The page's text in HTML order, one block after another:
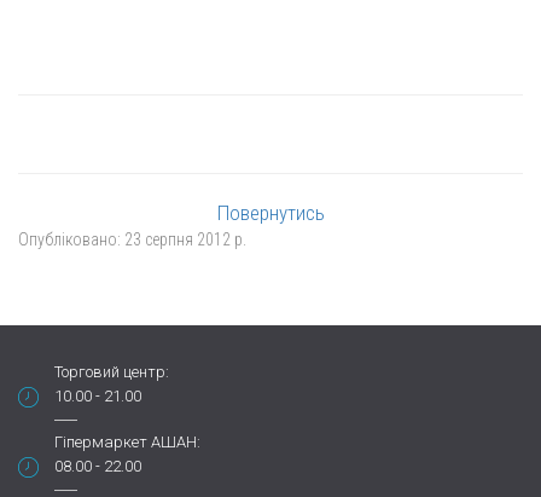
Повернутись
Опубліковано: 23 серпня 2012 р.
Торговий центр:
10.00 - 21.00
Гіпермаркет АШАН:
08.00 - 22.00